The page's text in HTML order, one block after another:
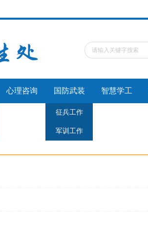
心理咨询 国防武装
征兵工作
军训工作
智慧学工